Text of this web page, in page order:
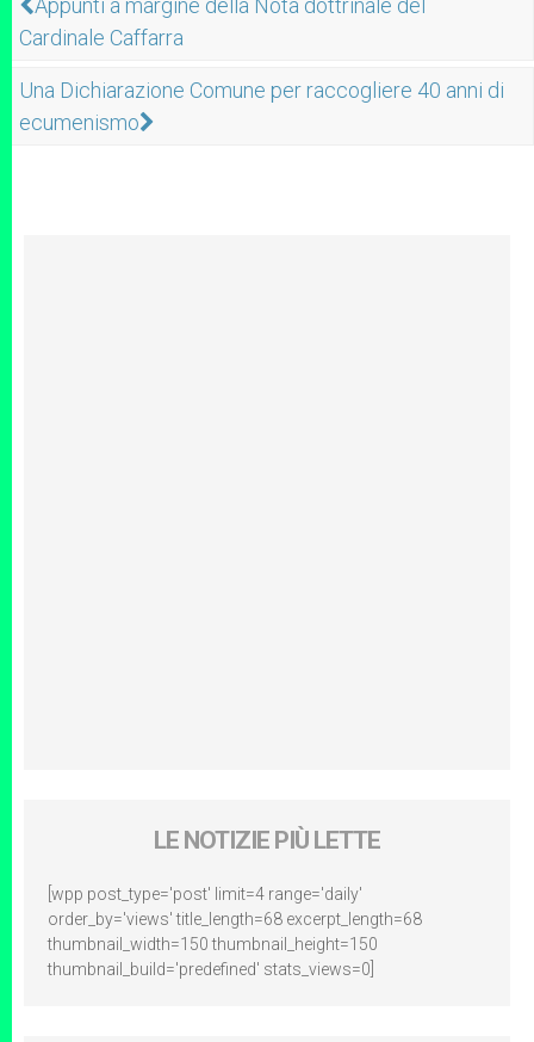
Appunti a margine della Nota dottrinale del
Cardinale Caffarra
Una Dichiarazione Comune per raccogliere 40 anni di
ecumenismo
LE NOTIZIE PIÙ LETTE
[wpp post_type='post' limit=4 range='daily'
order_by='views' title_length=68 excerpt_length=68
thumbnail_width=150 thumbnail_height=150
thumbnail_build='predefined' stats_views=0]